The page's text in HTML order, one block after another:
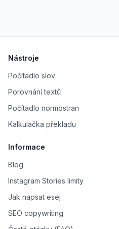
Nástroje
Počítadlo slov
Porovnání textů
Počítadlo normostran
Kalkulačka překladu
Informace
Blog
Instagram Stories limity
Jak napsat esej
SEO copywriting